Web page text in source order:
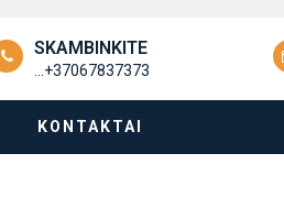
SKAMBINKITE
...+37067837373
KONTAKTAI